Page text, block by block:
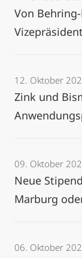
Von
12. Oktober
Zink und
09. Oktober
Neue
Marburg
06. Oktober